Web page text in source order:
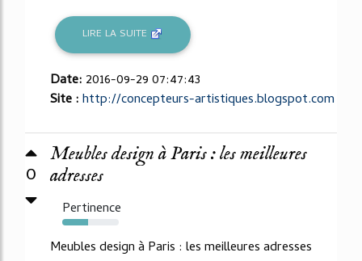
LIRE LA SUITE
Date: 2016-09-29 07:47:43
Site :http://concepteurs-artistiques.blogspot.com
0
Meubles design à Paris : les meilleures
adresses
Pertinence
46%
Meubles design à Paris : les meilleures adresses